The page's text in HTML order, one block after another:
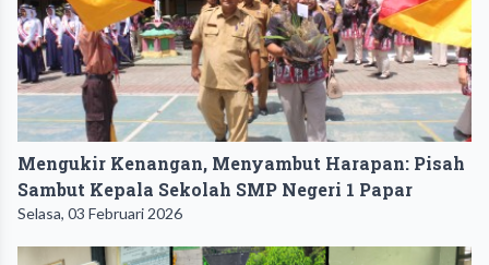
Mengukir Kenangan, Menyambut Harapan: Pisah
Sambut Kepala Sekolah SMP Negeri 1 Papar
Selasa, 03 Februari 2026